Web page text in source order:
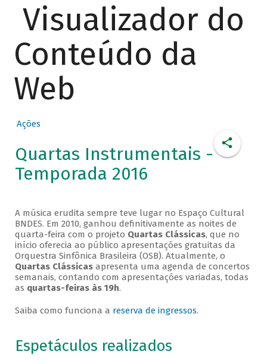
Visualizador do
Conteúdo da
Web
Ações
Quartas Instrumentais -
Temporada 2016
A música erudita sempre teve lugar no Espaço Cultural
BNDES. Em 2010, ganhou definitivamente as noites de
quarta-feira com o projeto Quartas Clássicas, que no
início oferecia ao público apresentações gratuitas da
Orquestra Sinfônica Brasileira (OSB). Atualmente, o
Quartas Clássicasapresenta uma agenda de concertos
semanais, contando com apresentações variadas, todas
as quartas-feiras às 19h.
Saiba como funciona a reserva de ingressos.
Espetáculos realizados